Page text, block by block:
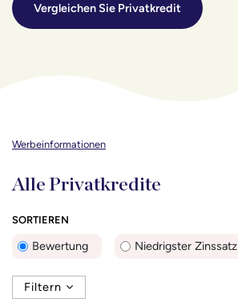
Vergleichen Sie Privatkredit
Werbeinformationen
Alle Privatkredite
SORTIEREN
Bewertung Niedrigster Zinssatz
Filtern